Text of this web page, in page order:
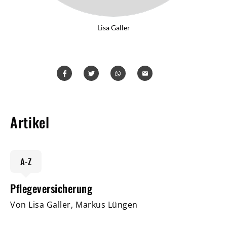
Lisa Galler
Artikel
A-Z
Pflegeversicherung
Von Lisa Galler, Markus Lüngen